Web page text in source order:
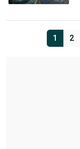
1 2